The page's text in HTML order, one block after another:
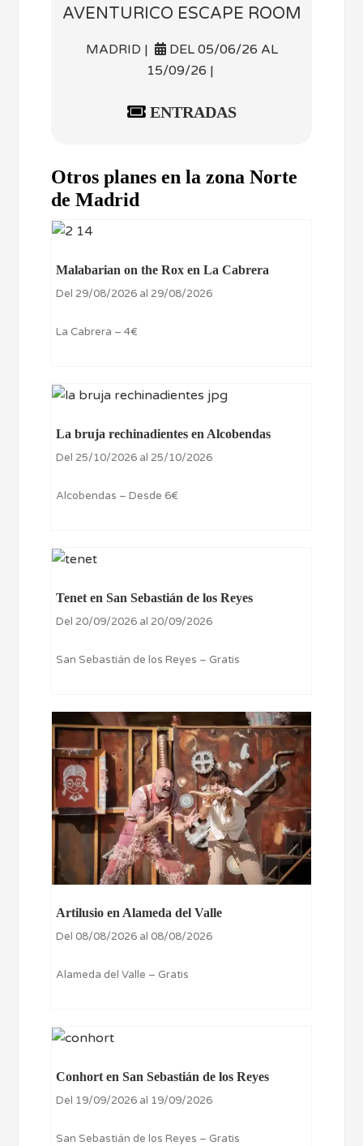
AVENTURICO ESCAPE ROOM
MADRID |
DEL 05/06/26 AL
15/09/26 |
ENTRADAS
Otros planes en la zona Norte
de Madrid
Malabarian on the Rox en La Cabrera
Del 29/08/2026 al 29/08/2026
La Cabrera – 4€
La bruja rechinadientes en Alcobendas
Del 25/10/2026 al 25/10/2026
Alcobendas – Desde 6€
Tenet en San Sebastián de los Reyes
Del 20/09/2026 al 20/09/2026
San Sebastián de los Reyes – Gratis
Artilusio en Alameda del Valle
Del 08/08/2026 al 08/08/2026
Alameda del Valle – Gratis
Conhort en San Sebastián de los Reyes
Del 19/09/2026 al 19/09/2026
San Sebastián de los Reyes – Gratis